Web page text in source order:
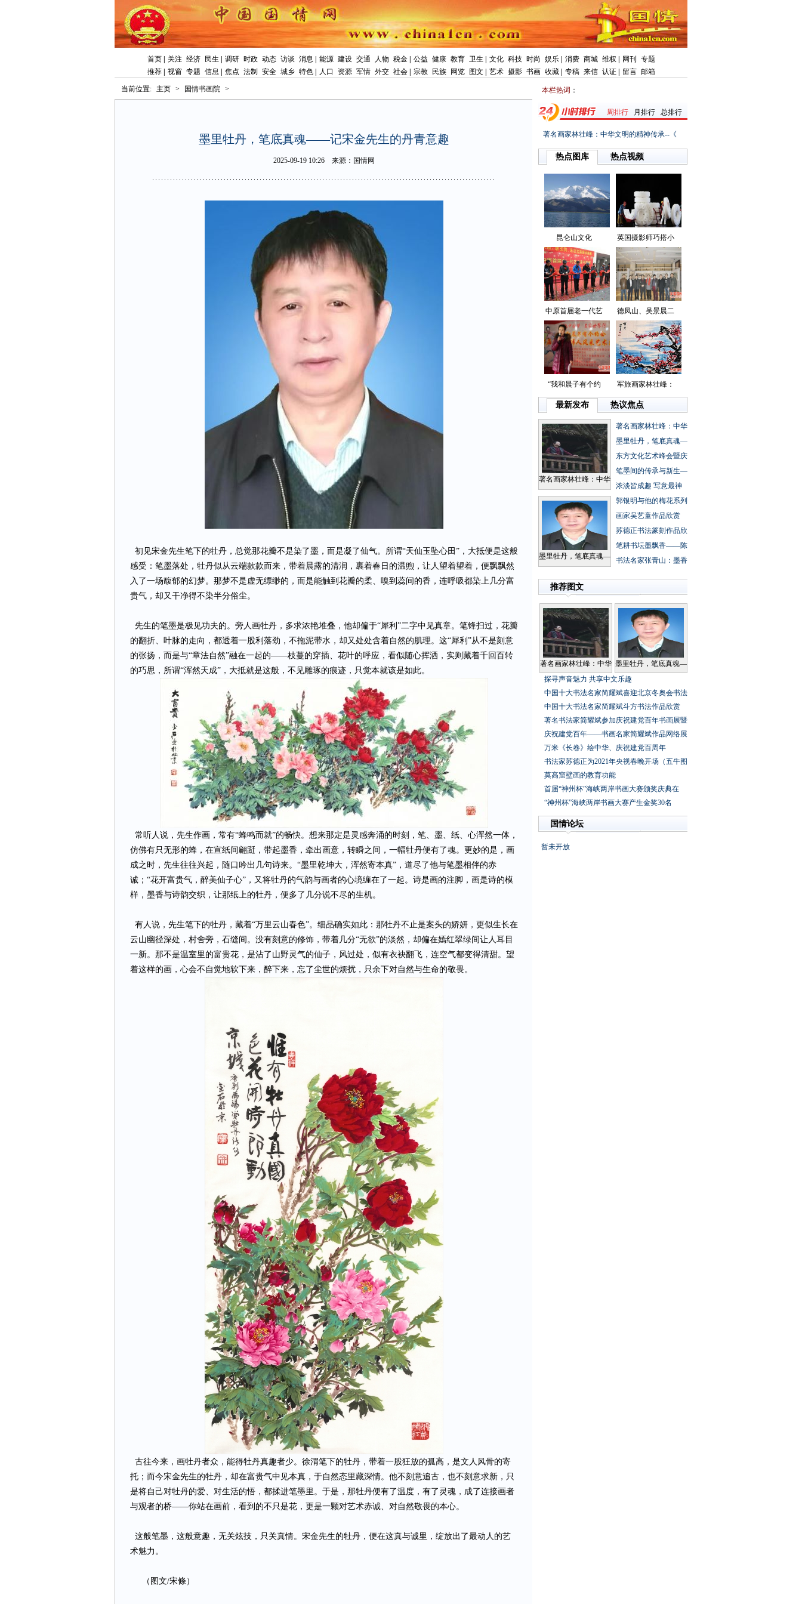
首页 关注 经济 民生 调研 时政 动态 访谈 消息 能源 建设 交通 人物 税金 公益 健康 教育 卫生 文化 科技 时尚 娱乐 消费 商城 维权 网刊
专题
推荐
视窗 专题 信息 焦点 法制 安全 城乡 特色 人口 资源 军情 外交 社会 宗教 民族 网览 图文 艺术 摄影 书画 收藏 专稿 来信 认证 留言 邮箱
当前位置: 主页 > 国情书画院 >
墨里牡丹，笔底真魂——记宋金先生的丹青意趣
2025-09-1910:26 来源：国情网
初见宋金先生笔下的牡丹，总觉那花瓣不是染了墨，而是凝了仙气。所谓“天仙玉坠心田”，大抵便是这般
感受：笔墨落处，牡丹似从云端款款而来，带着晨露的清润，裹着春日的温煦，让人望着望着，便飘飘然
入了一场馥郁的幻梦。那梦不是虚无缥缈的，而是能触到花瓣的柔、嗅到蕊间的香，连呼吸都染上几分富
贵气，却又干净得不染半分俗尘。
先生的笔墨是极见功夫的。旁人画牡丹，多求浓艳堆叠，他却偏于“犀利”二字中见真章。笔锋扫过，花瓣
的翻折、叶脉的走向，都透着一股利落劲，不拖泥带水，却又处处含着自然的肌理。这“犀利”从不是刻意
的张扬，而是与“章法自然”融在一起的——枝蔓的穿插、花叶的呼应，看似随心挥洒，实则藏着千回百转
的巧思，所谓“浑然天成”，大抵就是这般，不见雕琢的痕迹，只觉本就该是如此。
常听人说，先生作画，常有“蜂鸣而就”的畅快。想来那定是灵感奔涌的时刻，笔、墨、纸、心浑然一体，
仿佛有只无形的蜂，在宣纸间翩跹，带起墨香，牵出画意，转瞬之间，一幅牡丹便有了魂。更妙的是，画
成之时，先生往往兴起，随口吟出几句诗来。“墨里乾坤大，浑然寄本真”，道尽了他与笔墨相伴的赤
诚；“花开富贵气，醉美仙子心”，又将牡丹的气韵与画者的心境缠在了一起。诗是画的注脚，画是诗的模
样，墨香与诗韵交织，让那纸上的牡丹，便多了几分说不尽的生机。
有人说，先生笔下的牡丹，藏着“万里云山春色”。细品确实如此：那牡丹不止是案头的娇妍，更似生长在
云山幽径深处，村舍旁，石缝间。没有刻意的修饰，带着几分“无欲”的淡然，却偏在嫣红翠绿间让人耳目
一新。那不是温室里的富贵花，是沾了山野灵气的仙子，风过处，似有衣袂翻飞，连空气都变得清甜。望
着这样的画，心会不自觉地软下来，醉下来，忘了尘世的烦扰，只余下对自然与生命的敬畏。
古往今来，画牡丹者众，能得牡丹真趣者少。徐渭笔下的牡丹，带着一股狂放的孤高，是文人风骨的寄
托；而今宋金先生的牡丹，却在富贵气中见本真，于自然态里藏深情。他不刻意追古，也不刻意求新，只
是将自己对牡丹的爱、对生活的悟，都揉进笔墨里。于是，那牡丹便有了温度，有了灵魂，成了连接画者
与观者的桥——你站在画前，看到的不只是花，更是一颗对艺术赤诚、对自然敬畏的本心。
这般笔墨，这般意趣，无关炫技，只关真情。宋金先生的牡丹，便在这真与诚里，绽放出了最动人的艺
术魅力。
（图文/宋條）
本栏热词 ：
总排行
月排行
周排行
著名画家林壮峰：中华文明的精神传承--《
热点图库 热点视频
昆仑山文化 英国摄影师巧搭小
中原首届老一代艺 德凤山、吴景晨二
“我和晨子有个约 军旅画家林壮峰：
最新发布 热议焦点
著名画家林壮峰：中华
墨里牡丹，笔底真魂—
著名画家林壮峰：中华
墨里牡丹，笔底真魂—
东方文化艺术峰会暨庆
笔墨间的传承与新生—
浓淡皆成趣写意最神
郭银明与他的梅花系列
画家吴艺童作品欣赏
苏德正书法篆刻作品欣
笔耕书坛墨飘香——陈
书法名家张青山：墨香
推荐图文
著名画家林壮峰：中华 墨里牡丹，笔底真魂—
探寻声音魅力共享中文乐趣
中国十大书法名家简耀斌喜迎北京冬奥会书法
中国十大书法名家简耀斌斗方书法作品欣赏
著名书法家简耀斌参加庆祝建党百年书画展暨
庆祝建党百年——书画名家简耀斌作品网络展
万米《长卷》绘中华、庆祝建党百周年
书法家苏德正为2021年央视春晚开场（五牛图
莫高窟壁画的教育功能
首届“神州杯”海峡两岸书画大赛颁奖庆典在
“神州杯”海峡两岸书画大赛产生金奖30名
国情论坛
暂未开放